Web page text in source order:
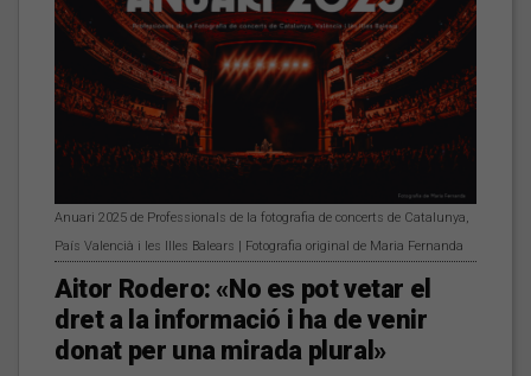
Anuari 2025 de Professionals de la fotografia de concerts de Catalunya,
País Valencià i les Illes Balears | Fotografia original de Maria Fernanda
Aitor Rodero: «No es pot vetar el
dret a la informació i ha de venir
donat per una mirada plural»